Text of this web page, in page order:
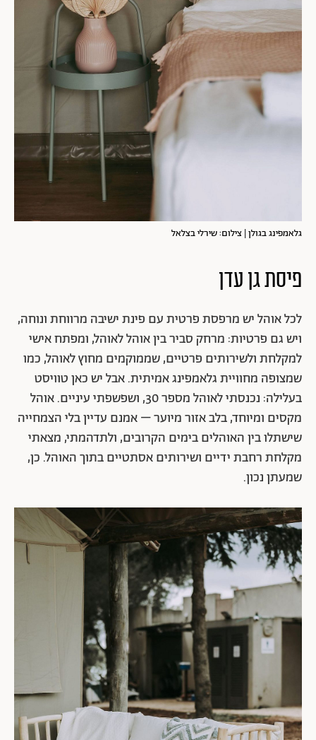
גלאמפינג בגולן | צילום: שירלי בצלאל
פיסת גן עדן
לכל אוהל יש מרפסת פרטית עם פינת ישיבה מרווחת ונוחה,
ויש גם פרטיות: מרחק סביר בין אוהל לאוהל, ומפתח אישי
למקלחת ולשירותים פרטיים, שממוקמים מחוץ לאוהל, כמו
שמצופה מחוויית גלאמפינג אמיתית. אבל יש כאן טוויסט
בעלילה: נכנסתי לאוהל מספר 30, ושפשפתי עיניים. אוהל
מקסים ומיוחד, בלב אזור מיוער – אמנם עדיין בלי הצמחייה
שישתלו בין האוהלים בימים הקרובים, ולתדהמתי, מצאתי
מקלחת רחבת ידיים ושירותים אסתטיים בתוך האוהל. כן,
שמעתן נכון.